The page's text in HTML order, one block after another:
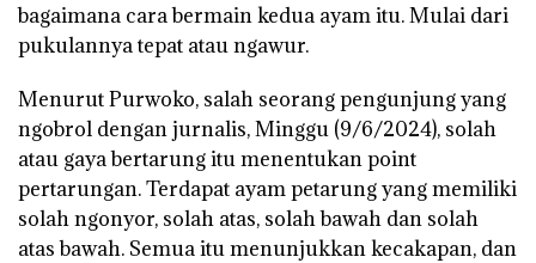
bagaimana cara bermain kedua ayam itu. Mulai dari
pukulannya tepat atau ngawur.
Menurut Purwoko, salah seorang pengunjung yang
ngobrol dengan jurnalis, Minggu (9/6/2024), solah
atau gaya bertarung itu menentukan point
pertarungan. Terdapat ayam petarung yang memiliki
solah ngonyor, solah atas, solah bawah dan solah
atas bawah. Semua itu menunjukkan kecakapan, dan